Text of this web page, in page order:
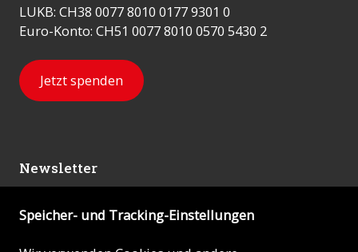
LUKB: CH38 0077 8010 0177 9301 0
Euro-Konto: CH51 0077 8010 0570 5430 2
Jetzt spenden
Newsletter
Abonnieren
Speicher- und Tracking-Einstellungen